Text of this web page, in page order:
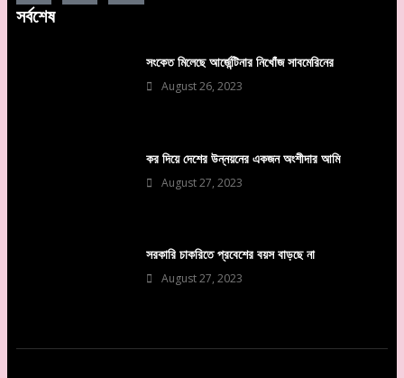
সর্বশেষ
সংকেত মিলেছে আর্জেন্টিনার নিখোঁজ সাবমেরিনের
August 26, 2023
কর দিয়ে দেশের উন্নয়নের একজন অংশীদার আমি
August 27, 2023
সরকারি চাকরিতে প্রবেশের বয়স বাড়ছে না
August 27, 2023